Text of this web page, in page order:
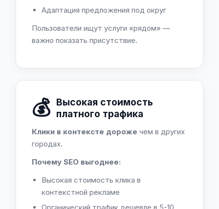
Адаптация предложения под округ
Пользователи ищут услуги «рядом» —
важно показать присутствие.
💰 Высокая стоимость
платного трафика
Клики в контексте дороже чем в других
городах.
Почему SEO выгоднее:
Высокая стоимость клика в
контекстной рекламе